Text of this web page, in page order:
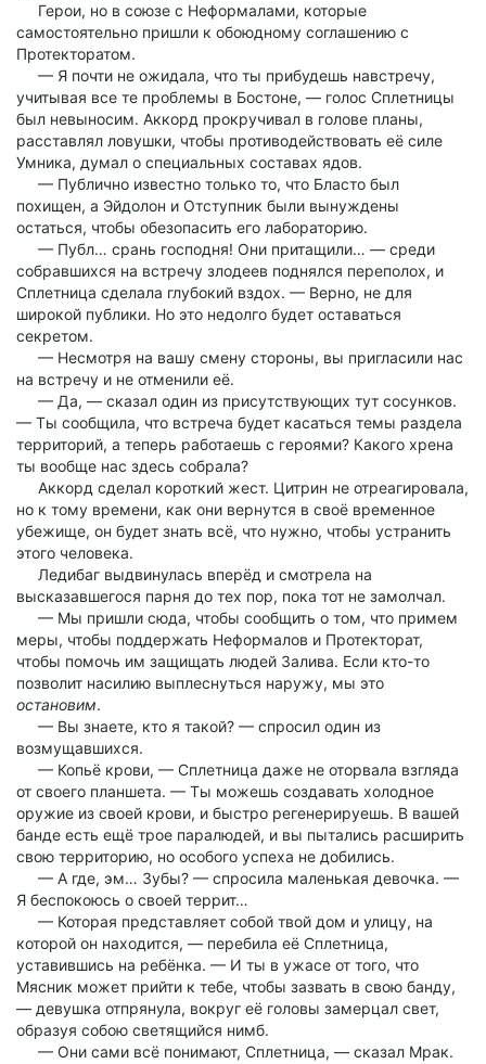
Герои, но в союзе с Неформалами, которые
самостоятельно пришли к обоюдному соглашению с
Протекторатом.
— Я почти не ожидала, что ты прибудешь навстречу,
учитывая все те проблемы в Бостоне, — голос Сплетницы
был невыносим. Аккорд прокручивал в голове планы,
расставлял ловушки, чтобы противодействовать её силе
Умника, думал о специальных составах ядов.
— Публично известно только то, что Бласто был
похищен, а Эйдолон и Отступник были вынуждены
остаться, чтобы обезопасить его лабораторию.
— Публ… срань господня! Они притащили… — среди
собравшихся на встречу злодеев поднялся переполох, и
Сплетница сделала глубокий вздох. — Верно, не для
широкой публики. Но это недолго будет оставаться
секретом.
— Несмотря на вашу смену стороны, вы пригласили нас
на встречу и не отменили её.
— Да, — сказал один из присутствующих тут сосунков.
— Ты сообщила, что встреча будет касаться темы раздела
территорий, а теперь работаешь с героями? Какого хрена
ты вообще нас здесь собрала?
Аккорд сделал короткий жест. Цитрин не отреагировала,
но к тому времени, как они вернутся в своё временное
убежище, он будет знать всё, что нужно, чтобы устранить
этого человека.
Ледибаг выдвинулась вперёд и смотрела на
высказавшегося парня до тех пор, пока тот не замолчал.
— Мы пришли сюда, чтобы сообщить о том, что примем
меры, чтобы поддержать Неформалов и Протекторат,
чтобы помочь им защищать людей Залива. Если кто-то
позволит насилию выплеснуться наружу, мы это
остановим.
— Вы знаете, кто я такой? — спросил один из
возмущавшихся.
— Копьё крови, — Сплетница даже не оторвала взгляда
от своего планшета. — Ты можешь создавать холодное
оружие из своей крови, и быстро регенерируешь. В вашей
банде есть ещё трое паралюдей, и вы пытались расширить
свою территорию, но особого успеха не добились.
— А где, эм… Зубы? — спросила маленькая девочка. —
Я беспокоюсь о своей террит…
— Которая представляет собой твой дом и улицу, на
которой он находится, — перебила её Сплетница,
уставившись на ребёнка. — И ты в ужасе от того, что
Мясник может прийти к тебе, чтобы зазвать в свою банду,
— девушка отпрянула, вокруг её головы замерцал свет,
образуя собою светящийся нимб.
— Они сами всё понимают, Сплетница, — сказал Мрак.